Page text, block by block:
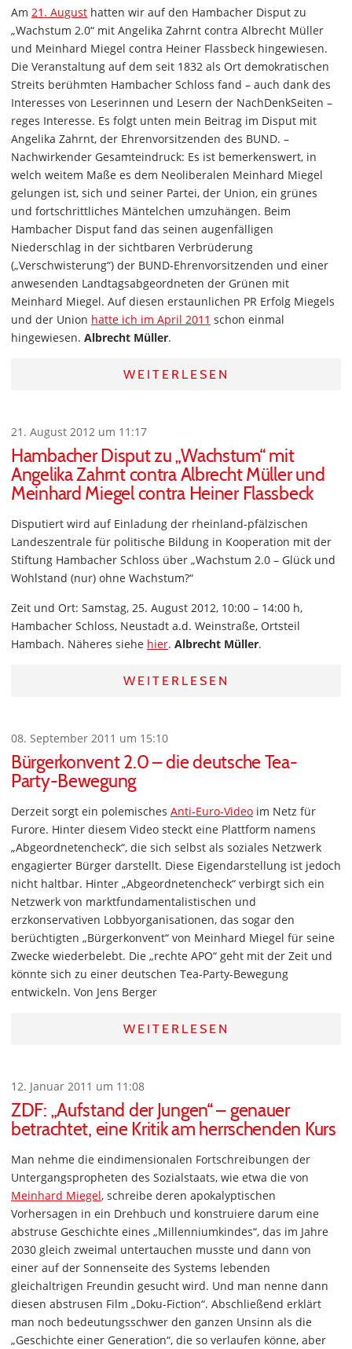
Am 21. August hatten wir auf den Hambacher Disput zu
„Wachstum 2.0“ mit Angelika Zahrnt contra Albrecht Müller
und Meinhard Miegel contra Heiner Flassbeck hingewiesen.
Die Veranstaltung auf dem seit 1832 als Ort demokratischen
Streits berühmten Hambacher Schloss fand – auch dank des
Interesses von Leserinnen und Lesern der NachDenkSeiten –
reges Interesse. Es folgt unten mein Beitrag im Disput mit
Angelika Zahrnt, der Ehrenvorsitzenden des BUND. –
Nachwirkender Gesamteindruck: Es ist bemerkenswert, in
welch weitem Maße es dem Neoliberalen Meinhard Miegel
gelungen ist, sich und seiner Partei, der Union, ein grünes
und fortschrittliches Mäntelchen umzuhängen. Beim
Hambacher Disput fand das seinen augenfälligen
Niederschlag in der sichtbaren Verbrüderung
(„Verschwisterung“) der BUND-Ehrenvorsitzenden und einer
anwesenden Landtagsabgeordneten der Grünen mit
Meinhard Miegel. Auf diesen erstaunlichen PR Erfolg Miegels
und der Union hatte ich im April 2011 schon einmal
hingewiesen. Albrecht Müller.
WEITERLESEN
21. August 2012 um 11:17
Hambacher Disput zu „Wachstum“ mit
Angelika Zahrnt contra Albrecht Müller und
Meinhard Miegel contra Heiner Flassbeck
Disputiert wird auf Einladung der rheinland-pfälzischen
Landeszentrale für politische Bildung in Kooperation mit der
Stiftung Hambacher Schloss über „Wachstum 2.0 – Glück und
Wohlstand (nur) ohne Wachstum?“
Zeit und Ort: Samstag, 25. August 2012, 10:00 – 14:00 h,
Hambacher Schloss, Neustadt a.d. Weinstraße, Ortsteil
Hambach. Näheres siehe hier. Albrecht Müller.
WEITERLESEN
08. September 2011 um 15:10
Bürgerkonvent 2.0 – die deutsche Tea-
Party-Bewegung
Derzeit sorgt ein polemisches Anti-Euro-Video im Netz für
Furore. Hinter diesem Video steckt eine Plattform namens
„Abgeordnetencheck“, die sich selbst als soziales Netzwerk
engagierter Bürger darstellt. Diese Eigendarstellung ist jedoch
nicht haltbar. Hinter „Abgeordnetencheck“ verbirgt sich ein
Netzwerk von marktfundamentalistischen und
erzkonservativen Lobbyorganisationen, das sogar den
berüchtigten „Bürgerkonvent“ von Meinhard Miegel für seine
Zwecke wiederbelebt. Die „rechte APO“ geht mit der Zeit und
könnte sich zu einer deutschen Tea-Party-Bewegung
entwickeln. Von Jens Berger
WEITERLESEN
12. Januar 2011 um 11:08
ZDF: „Aufstand der Jungen“ – genauer
betrachtet, eine Kritik am herrschenden Kurs
Man nehme die eindimensionalen Fortschreibungen der
Untergangspropheten des Sozialstaats, wie etwa die von
Meinhard Miegel, schreibe deren apokalyptischen
Vorhersagen in ein Drehbuch und konstruiere darum eine
abstruse Geschichte eines „Millenniumkindes“, das im Jahre
2030 gleich zweimal untertauchen musste und dann von
einer auf der Sonnenseite des Systems lebenden
gleichaltrigen Freundin gesucht wird. Und man nenne dann
diesen abstrusen Film „Doku-Fiction“. Abschließend erklärt
man noch bedeutungsschwer den ganzen Unsinn als die
„Geschichte einer Generation“, die so verlaufen könne, aber